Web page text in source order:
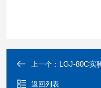
上一个： LGJ-80C实
返回列表